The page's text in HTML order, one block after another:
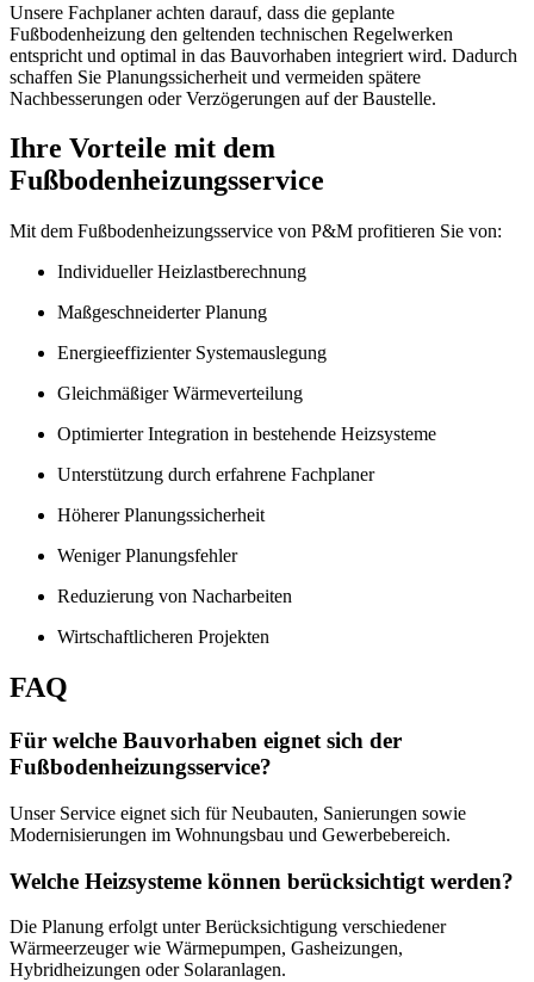
Unsere Fachplaner achten darauf, dass die geplante
Fußbodenheizung den geltenden technischen Regelwerken
entspricht und optimal in das Bauvorhaben integriert wird. Dadurch
schaffen Sie Planungssicherheit und vermeiden spätere
Nachbesserungen oder Verzögerungen auf der Baustelle.
Ihre Vorteile mit dem
Fußbodenheizungsservice
Mit dem Fußbodenheizungsservice von P&M profitieren Sie von:
Individueller Heizlastberechnung
Maßgeschneiderter Planung
Energieeffizienter Systemauslegung
Gleichmäßiger Wärmeverteilung
Optimierter Integration in bestehende Heizsysteme
Unterstützung durch erfahrene Fachplaner
Höherer Planungssicherheit
Weniger Planungsfehler
Reduzierung von Nacharbeiten
Wirtschaftlicheren Projekten
FAQ
Für welche Bauvorhaben eignet sich der
Fußbodenheizungsservice?
Unser Service eignet sich für Neubauten, Sanierungen sowie
Modernisierungen im Wohnungsbau und Gewerbebereich.
Welche Heizsysteme können berücksichtigt werden?
Die Planung erfolgt unter Berücksichtigung verschiedener
Wärmeerzeuger wie Wärmepumpen, Gasheizungen,
Hybridheizungen oder Solaranlagen.